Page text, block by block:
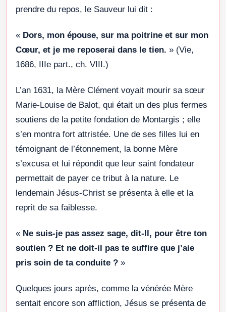
prendre du repos, le Sauveur lui dit :
« Dors, mon épouse, sur ma poitrine et sur mon
Cœur, et je me reposerai dans le tien. » (Vie,
1686, IIIe part., ch. VIII.)
L’an 1631, la Mère Clément voyait mourir sa sœur
Marie-Louise de Balot, qui était un des plus fermes
soutiens de la petite fondation de Montargis ; elle
s’en montra fort attristée. Une de ses filles lui en
témoignant de l’étonnement, la bonne Mère
s’excusa et lui répondit que leur saint fondateur
permettait de payer ce tribut à la nature. Le
lendemain Jésus-Christ se présenta à elle et la
reprit de sa faiblesse.
« Ne suis-je pas assez sage, dit-Il, pour être ton
soutien ? Et ne doit-il pas te suffire que j’aie
pris soin de ta conduite ? »
Quelques jours après, comme la vénérée Mère
sentait encore son affliction, Jésus se présenta de